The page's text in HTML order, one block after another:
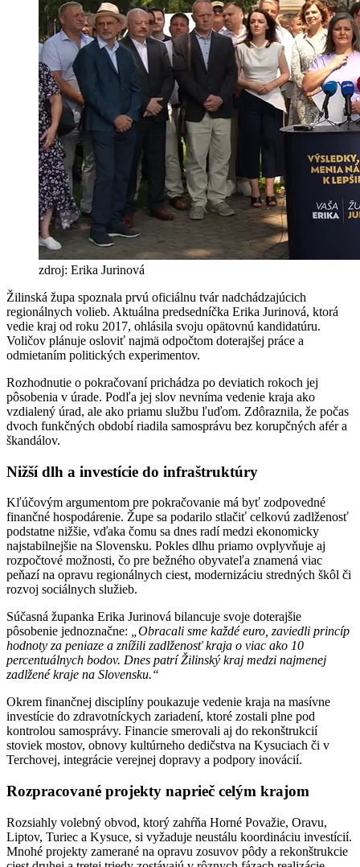
zdroj: Erika Jurinová
Žilinská župa spoznala prvú oficiálnu tvár nadchádzajúcich
regionálnych volieb. Aktuálna predsedníčka Erika Jurinová, ktorá
vedie kraj od roku 2017, ohlásila svoju opätovnú kandidatúru.
Voličov plánuje osloviť najmä odpočtom doterajšej práce a
odmietaním politických experimentov.
Rozhodnutie o pokračovaní prichádza po deviatich rokoch jej
pôsobenia v úrade. Podľa jej slov nevníma vedenie kraja ako
vzdialený úrad, ale ako priamu službu ľuďom. Zdôraznila, že počas
dvoch funkčných období riadila samosprávu bez korupčných afér a
škandálov.
Nižší dlh a investície do infraštruktúry
Kľúčovým argumentom pre pokračovanie má byť zodpovedné
finančné hospodárenie. Župe sa podarilo stlačiť celkovú zadlženosť
podstatne nižšie, vďaka čomu sa dnes radí medzi ekonomicky
najstabilnejšie na Slovensku. Pokles dlhu priamo ovplyvňuje aj
rozpočtové možnosti, čo pre bežného obyvateľa znamená viac
peňazí na opravu regionálnych ciest, modernizáciu stredných škôl či
rozvoj sociálnych služieb.
Súčasná županka Erika Jurinová bilancuje svoje doterajšie
pôsobenie jednoznačne:
„Obracali sme každé euro, zaviedli princíp
hodnoty za peniaze a znížili zadlženosť kraja o viac ako 10
percentuálnych bodov. Dnes patrí Žilinský kraj medzi najmenej
zadlžené kraje na Slovensku.“
Okrem finančnej disciplíny poukazuje vedenie kraja na masívne
investície do zdravotníckych zariadení, ktoré zostali plne pod
kontrolou samosprávy. Financie smerovali aj do rekonštrukcií
stoviek mostov, obnovy kultúrneho dedičstva na Kysuciach či v
Terchovej, integrácie verejnej dopravy a podpory inovácií.
Rozpracované projekty naprieč celým krajom
Rozsiahly volebný obvod, ktorý zahŕňa Horné Považie, Oravu,
Liptov, Turiec a Kysuce, si vyžaduje neustálu koordináciu investícií.
Mnohé projekty zamerané na opravu zosuvov pôdy a rekonštrukcie